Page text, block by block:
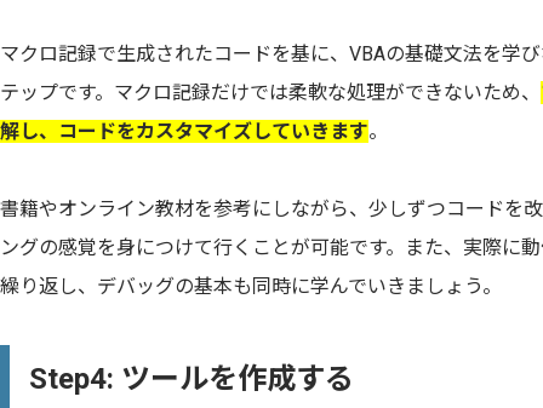
マクロ記録で生成されたコードを基に、VBAの基礎文法を学
テップです。マクロ記録だけでは柔軟な処理ができないため、
解し、コードをカスタマイズしていきます。
書籍やオンライン教材を参考にしながら、少しずつコードを
ングの感覚を身につけて行くことが可能です。また、実際に
繰り返し、デバッグの基本も同時に学んでいきましょう。
Step4: ツールを作成する